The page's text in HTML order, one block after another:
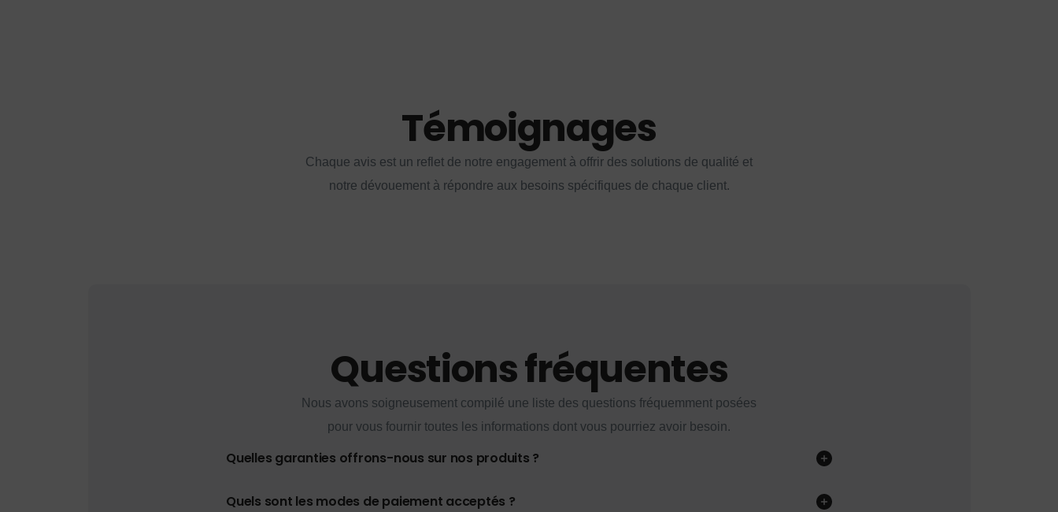
Témoignages
Chaque avis est un reflet de notre engagement à offrir des solutions de qualité et
notre dévouement à répondre aux besoins spécifiques de chaque client.
Questions fréquentes
Nous avons soigneusement compilé une liste des questions fréquemment posées
pour vous fournir toutes les informations dont vous pourriez avoir besoin.
Quelles garanties offrons-nous sur nos produits ?
Quels sont les modes de paiement acceptés ?